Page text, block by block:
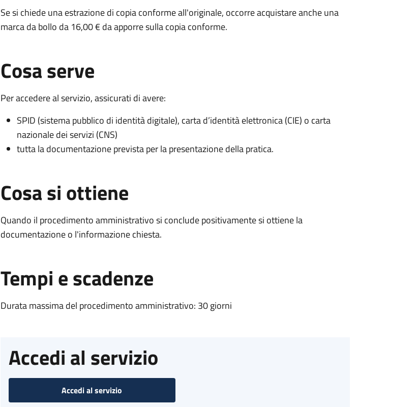
Se si chiede una estrazione di copia conforme all'originale, occorre acquistare anche una
marca da bollo da 16,00 € da apporre sulla copia conforme.
Cosa serve
Per accedere al servizio, assicurati di avere:
SPID (sistema pubblico di identità digitale), carta d’identità elettronica (CIE) o carta
nazionale dei servizi (CNS)
tutta la documentazione prevista per la presentazione della pratica.
Cosa si ottiene
Quando il procedimento amministrativo si conclude positivamente si ottiene la
documentazione o l'informazione chiesta.
Tempi e scadenze
Durata massima del procedimento amministrativo: 30 giorni
Accedi al servizio
Accedi al servizio